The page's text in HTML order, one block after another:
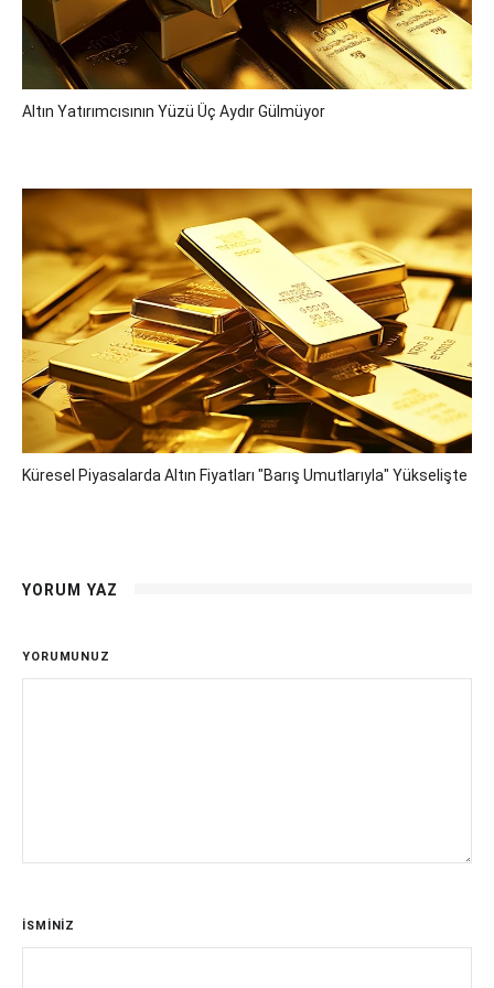
Altın Yatırımcısının Yüzü Üç Aydır Gülmüyor
Küresel Piyasalarda Altın Fiyatları "barış Umutlarıyla" Yükselişte
YORUM YAZ
YORUMUNUZ
İSMİNİZ